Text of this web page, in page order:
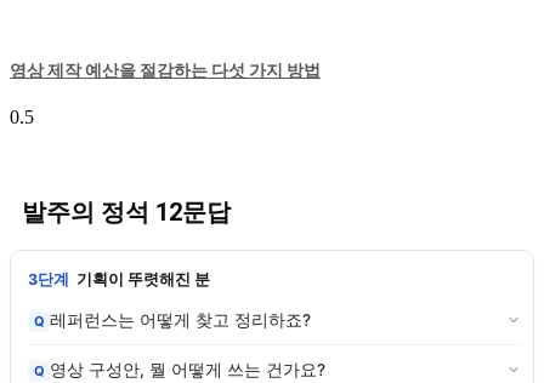
영상 제작 예산을 절감하는 다섯 가지 방법
발주의 정석 12문답
3단계 기획이 뚜렷해진 분
Q 레퍼런스는 어떻게 찾고 정리하죠?
Q 영상 구성안, 뭘 어떻게 쓰는 건가요?